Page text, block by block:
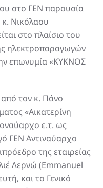
στο ΓΕΝ παρουσία
Νικόλαου
στο πλαίσιο του
ηλεκτροπαραγωγών
επωνυμία «ΚΥΚΝΟΣ
τον κ. Πάνο
«Αικατερίνη
ε.τ. ως
ΓΕΝ Αντιναύαρχο
της εταιρείας
Λερνώ (Emmanuel
και το Γενικό